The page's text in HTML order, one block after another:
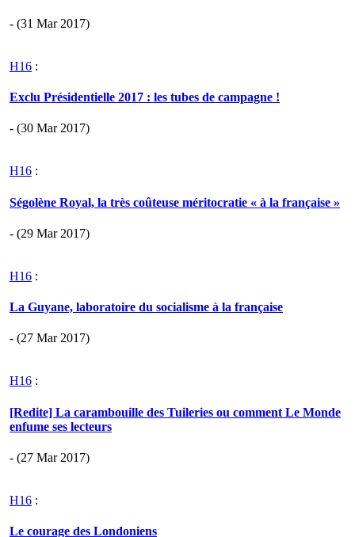
- (31 Mar 2017)
H16 :
Exclu Présidentielle 2017 : les tubes de campagne !
- (30 Mar 2017)
H16 :
Ségolène Royal, la très coûteuse méritocratie « à la française »
- (29 Mar 2017)
H16 :
La Guyane, laboratoire du socialisme à la française
- (27 Mar 2017)
H16 :
[Redite] La carambouille des Tuileries ou comment Le Monde
enfume ses lecteurs
- (27 Mar 2017)
H16 :
Le courage des Londoniens